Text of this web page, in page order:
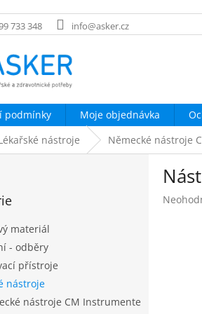
733 348 info@asker.cz
podmínky Moje objednávka
nástroje Německé nástroje
materiál
- odběry
přístroje
nástroje
nástroje CM Instrumente